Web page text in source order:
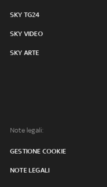
SKY TG24
SKY VIDEO
SKY ARTE
Note legali:
GESTIONE COOKIE
NOTE LEGALI